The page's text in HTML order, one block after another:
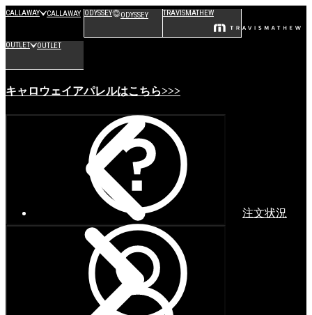
CALLAWAY CALLAWAY ODYSSEY ODYSSEY TRAVISMATHEW
OUTLET OUTLET
キャロウェイアパレルはこちら>>>
注文状況